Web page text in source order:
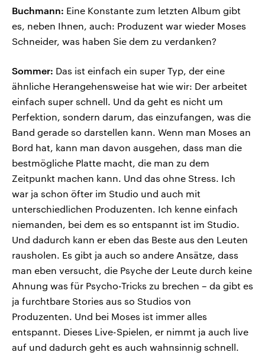
Buchmann: Eine Konstante zum letzten Album gibt
es, neben Ihnen, auch: Produzent war wieder Moses
Schneider, was haben Sie dem zu verdanken?
Sommer: Das ist einfach ein super Typ, der eine
ähnliche Herangehensweise hat wie wir: Der arbeitet
einfach super schnell. Und da geht es nicht um
Perfektion, sondern darum, das einzufangen, was die
Band gerade so darstellen kann. Wenn man Moses an
Bord hat, kann man davon ausgehen, dass man die
bestmögliche Platte macht, die man zu dem
Zeitpunkt machen kann. Und das ohne Stress. Ich
war ja schon öfter im Studio und auch mit
unterschiedlichen Produzenten. Ich kenne einfach
niemanden, bei dem es so entspannt ist im Studio.
Und dadurch kann er eben das Beste aus den Leuten
rausholen. Es gibt ja auch so andere Ansätze, dass
man eben versucht, die Psyche der Leute durch keine
Ahnung was für Psycho-Tricks zu brechen – da gibt es
ja furchtbare Stories aus so Studios von
Produzenten. Und bei Moses ist immer alles
entspannt. Dieses Live-Spielen, er nimmt ja auch live
auf und dadurch geht es auch wahnsinnig schnell.